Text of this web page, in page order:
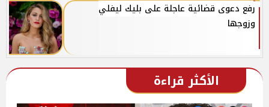
رفع دعوى قضائية عاجلة على بليك ليفلي
وزوجها
الأكثر قراءة